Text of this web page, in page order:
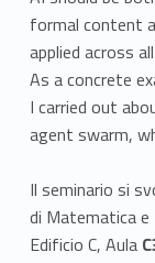
formal content
applied across
As a concrete
I carried out
agent swarm,
Il seminario si
di Matematica e
Edificio C, Aula